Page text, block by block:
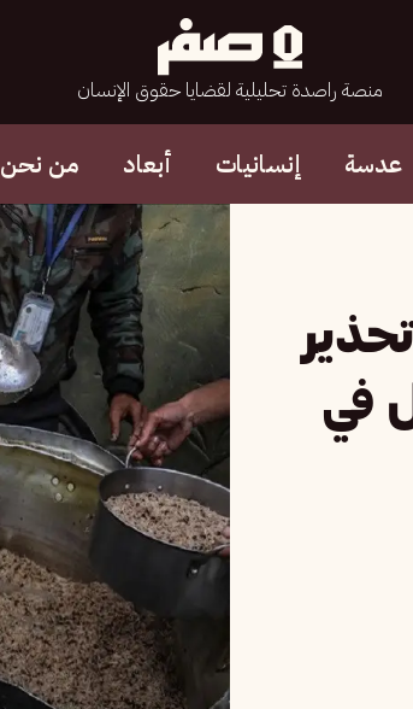
منصة راصدة تحليلية لقضايا حقوق الإنسان
عدسة إنسانيات أبعاد من نحن
في